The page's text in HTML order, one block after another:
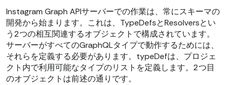
Instagram Graph APIサーバーでの作業は、常にスキーマの
開発から始まります。これは、TypeDefsとResolversとい
う2つの相互関連するオブジェクトで構成されています。
サーバーがすべてのGraphQLタイプで動作するためには、
それらを定義する必要があります。typeDefは、プロジェ
クト内で利用可能なタイプのリストを定義します。2つ目
のオブジェクトは前述の通りです。